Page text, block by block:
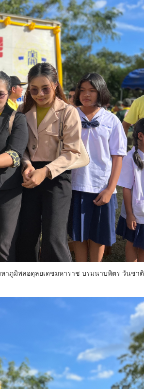
าภูมิพลอดุลยเดชมหาราช บรมนาบพิตร วันชาติ